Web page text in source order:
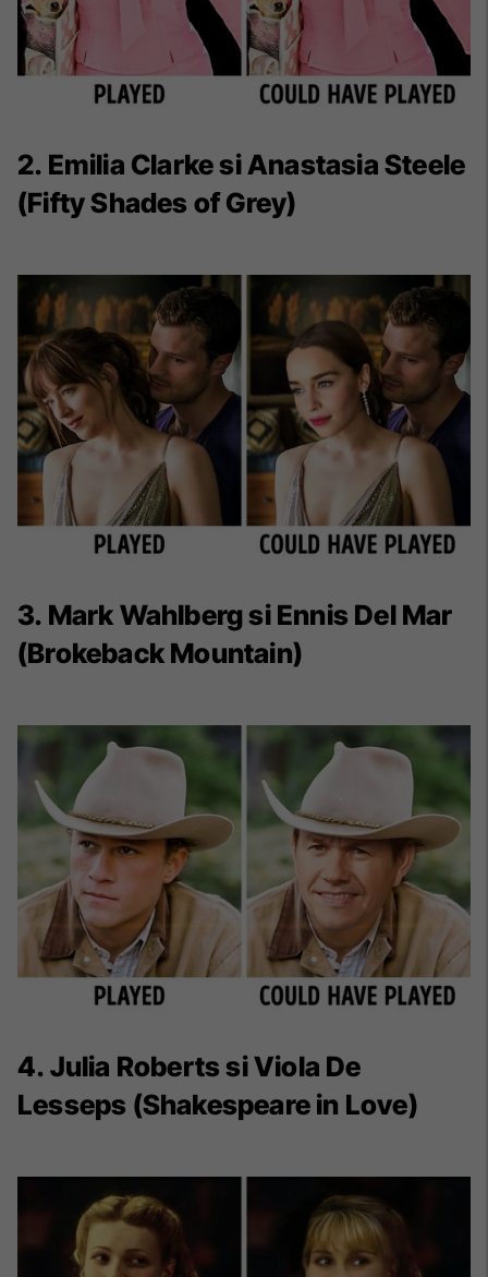
2. Emilia Clarke si Anastasia Steele
(Fifty Shades of Grey)
3. Mark Wahlberg si Ennis Del Mar
(Brokeback Mountain)
4. Julia Roberts si Viola De
Lesseps (Shakespeare in Love)